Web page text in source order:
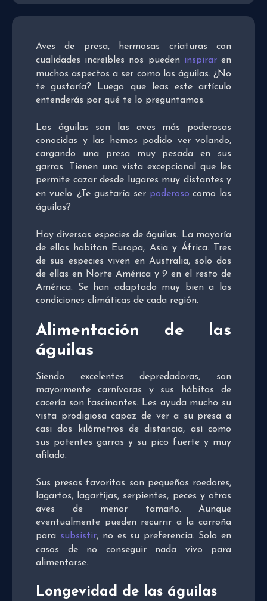
Aves de presa, hermosas criaturas con
cualidades increíbles nos pueden inspiraren
muchos aspectos a ser como las águilas. ¿No
te gustaría? Luego que leas este artículo
entenderás por qué te lo preguntamos.
Las águilas son las aves más poderosas
conocidas y las hemos podido ver volando,
cargando una presa muy pesada en sus
garras. Tienen una vista excepcional que les
permite cazar desde lugares muy distantes y
en vuelo. ¿Te gustaría ser poderoso como las
águilas?
Hay diversas especies de águilas. La mayoría
de ellas habitan Europa, Asia y África. Tres
de sus especies viven en Australia, solo dos
de ellas en Norte América y 9 en el resto de
América. Se han adaptado muy bien a las
condiciones climáticas de cada región.
Alimentación de las
águilas
Siendo excelentes depredadoras, son
mayormente carnívoras y sus hábitos de
cacería son fascinantes. Les ayuda mucho su
vista prodigiosa capaz de ver a su presa a
casi dos kilómetros de distancia, así como
sus potentes garras y su pico fuerte y muy
afilado.
Sus presas favoritas son pequeños roedores,
lagartos, lagartijas, serpientes, peces y otras
aves de menor tamaño. Aunque
eventualmente pueden recurrir a la carroña
para subsistir, no es su preferencia. Solo en
casos de no conseguir nada vivo para
alimentarse.
Longevidad de las águilas